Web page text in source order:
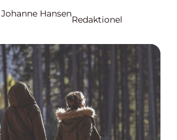
Johanne Hansen
Redaktionel